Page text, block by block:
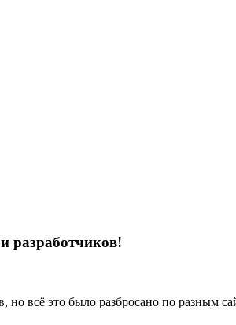
разработчиков!
всё это было разбросано по разным